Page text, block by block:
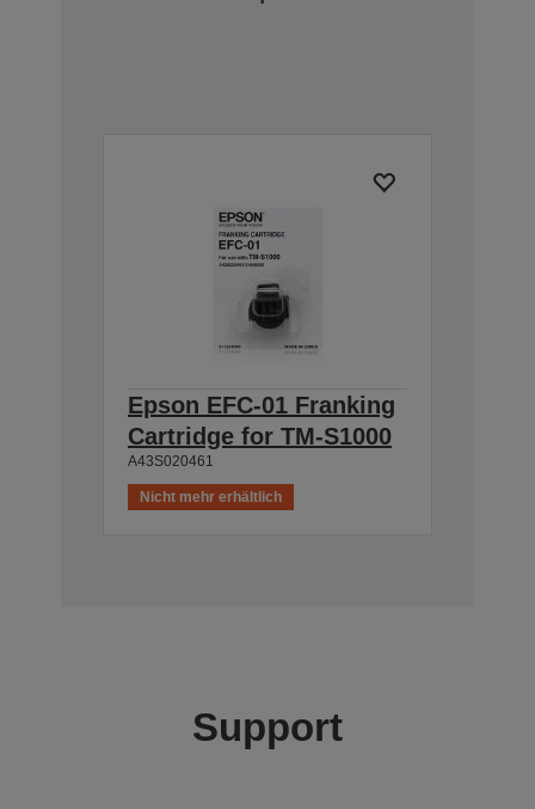
Epson EFC-01 Franking
Cartridge for TM-S1000
A43S020461
Nicht mehr erhältlich
Support